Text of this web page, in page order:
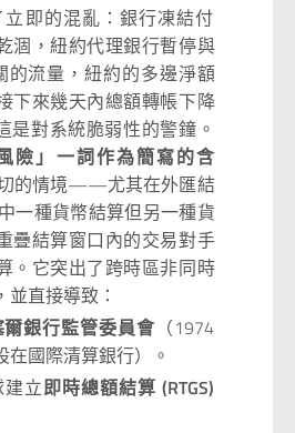
即的混亂：銀行凍結付
涸，紐約代理銀行暫停與
的流量，紐約的多邊淨額
下來幾天內總額轉帳下降
是對系統脆弱性的警鐘。
險」一詞作為簡寫的含
的情境——尤其在外匯結
種貨幣結算但另一種貨
疊結算窗口內的交易對手
。它突出了跨時區非同時
直接導致：
爾銀行監管委員會（1974
在國際清算銀行）。
立即時總額結算 (RTGS)